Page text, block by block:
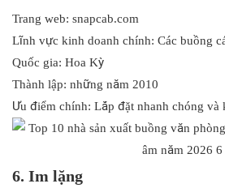
Trang web: snapcab.com
Lĩnh vực kinh doanh chính: Các buồng
Quốc gia: Hoa Kỳ
Thành lập: những năm 2010
Ưu điểm chính: Lắp đặt nhanh chóng và
6. Im lặng